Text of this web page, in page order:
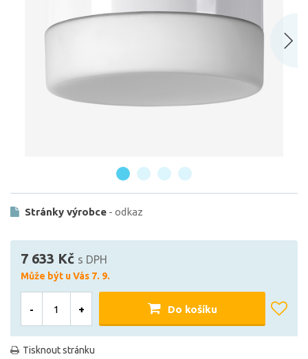
Stránky výrobce - odkaz
7 633 Kč s DPH
Může být u Vás 7. 9.
- + Do košíku
Tisknout stránku